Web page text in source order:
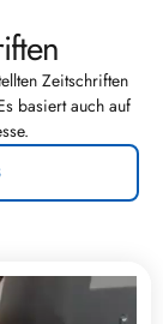
Zeitschriften
basiert auch auf